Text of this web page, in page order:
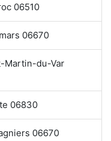
06510
06670
Martin-du-Var
06830
06670